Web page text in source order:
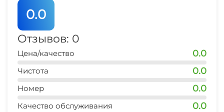
Лифт
Камера хранения
Сейф
Гладильные принадлежности
0.0
Отзывов: 0
Цена/качество 0.0
Чистота 0.0
Номер 0.0
Качество обслуживания 0.0